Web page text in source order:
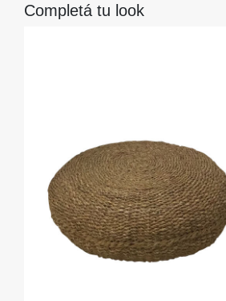
Completá tu look